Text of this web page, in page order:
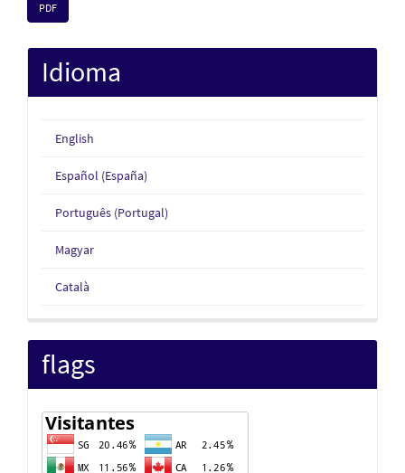
PDF
Idioma
English
Español (España)
Português (Portugal)
Magyar
Català
flags